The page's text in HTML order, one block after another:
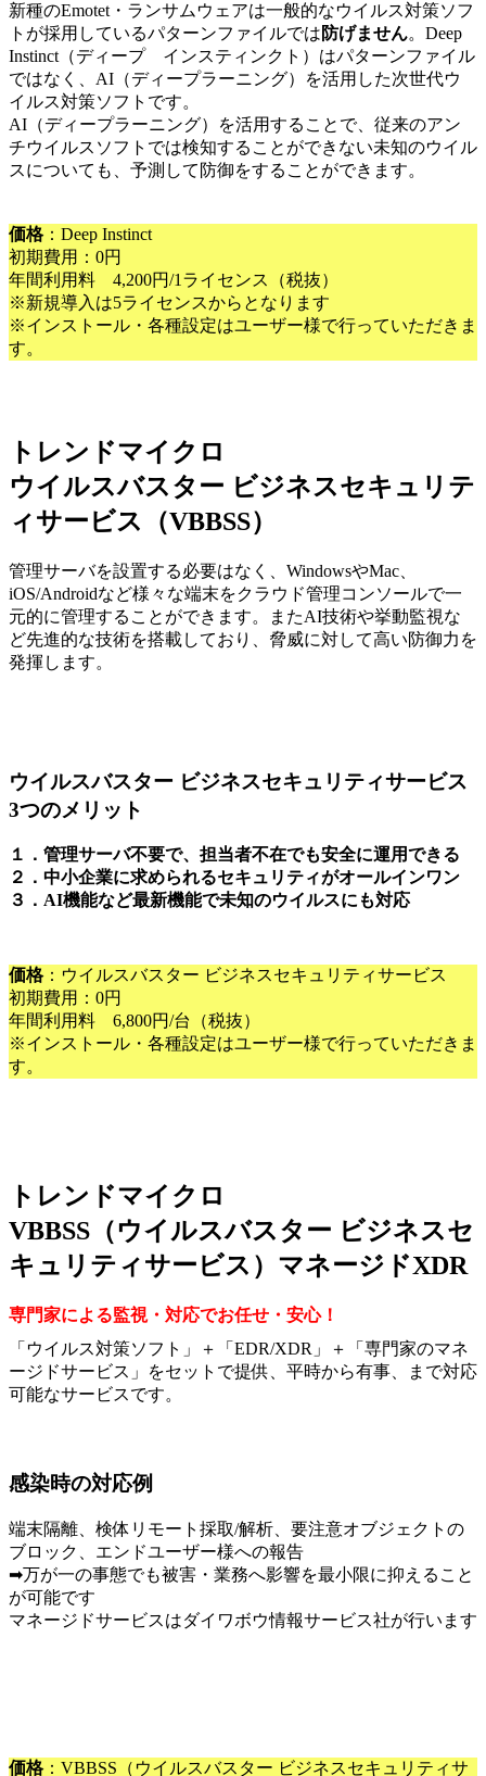
新種のEmotet・ランサムウェアは一般的なウイルス対策ソフ
トが採用しているパターンファイルでは 防げません。Deep
Instinct（ディープ インスティンクト）はパターンファイル
ではなく、AI（ディープラーニング）を活用した次世代ウ
イルス対策ソフトです。
AI（ディープラーニング）を活用することで、従来のアン
チウイルスソフトでは検知することができない未知のウイル
スについても、予測して防御をすることができます。
価格：Deep Instinct
初期費用：0円
年間利用料 4,200円/1ライセンス（税抜）
※新規導入は5ライセンスからとなります
※インストール・各種設定はユーザー様で行っていただきま
す。
トレンドマイクロ
ウイルスバスター ビジネスセキュリテ
ィサービス（VBBSS）
管理サーバを設置する必要はなく、WindowsやMac、
iOS/Androidなど様々な端末をクラウド管理コンソールで一
元的に管理することができます。またAI技術や挙動監視な
ど先進的な技術を搭載しており、脅威に対して高い防御力を
発揮します。
ウイルスバスター ビジネスセキュリティサービス
3つのメリット
１．管理サーバ不要で、担当者不在でも安全に運用できる
２．中小企業に求められるセキュリティがオールインワン
３．AI機能など最新機能で未知のウイルスにも対応
価格：ウイルスバスター ビジネスセキュリティサービス
初期費用：0円
年間利用料 6,800円/台（税抜）
※インストール・各種設定はユーザー様で行っていただきま
す。
トレンドマイクロ
VBBSS（ウイルスバスター ビジネスセ
キュリティサービス）マネージドXDR
専門家による監視・対応でお任せ・安心！
「ウイルス対策ソフト」＋「EDR/XDR」＋「専門家のマネ
ージドサービス」をセットで提供、平時から有事、まで対応
可能なサービスです。
感染時の対応例
端末隔離、検体リモート採取/解析、要注意オブジェクトの
ブロック、エンドユーザー様への報告
➡万が一の事態でも被害・業務へ影響を最小限に抑えること
が可能です
マネージドサービスはダイワボウ情報サービス社が行います
価格：VBBSS（ウイルスバスター ビジネスセキュリティサ